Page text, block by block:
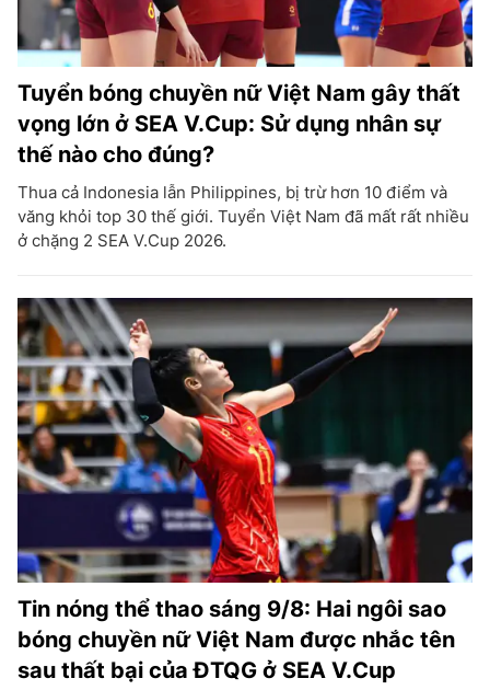
Tuyển bóng chuyền nữ Việt Nam gây thất
vọng lớn ở SEA V.Cup: Sử dụng nhân sự
thế nào cho đúng?
Thua cả Indonesia lẫn Philippines, bị trừ hơn 10 điểm và
văng khỏi top 30 thế giới. Tuyển Việt Nam đã mất rất nhiều
ở chặng 2 SEA V.Cup 2026.
Tin nóng thể thao sáng 9/8: Hai ngôi sao
bóng chuyền nữ Việt Nam được nhắc tên
sau thất bại của ĐTQG ở SEA V.Cup